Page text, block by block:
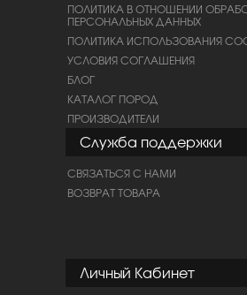
ПОЛИТИКА В ОТНОШЕНИИ
ПЕРСОНАЛЬНЫХ ДАННЫХ
ПОЛИТИКА ИСПОЛЬЗОВАНИЯ
УСЛОВИЯ СОГЛАШЕНИЯ
БЛОГ
КАТАЛОГ ПОРОД
ПРОИЗВОДИТЕЛИ
Служба поддержки
СВЯЗАТЬСЯ С НАМИ
ВОЗВРАТ ТОВАРА
Личный Кабинет